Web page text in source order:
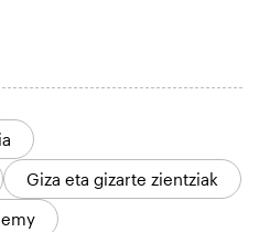
Giza eta gizarte zientziak